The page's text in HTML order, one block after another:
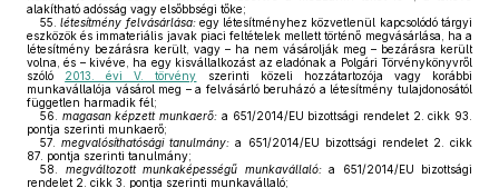
alakítható adósság vagy elsőbbségi tőke;
55.
létesítmény felvásárlása:egy létesítményhez közvetlenül kapcsolódó tárgyi
eszközök és immateriális javak piaci feltételek mellett történő megvásárlása, ha a
létesítmény bezárásra került, vagy – ha nem vásárolják meg – bezárásra került
volna, és – kivéve, ha egy kisvállalkozást az eladónak a Polgári Törvénykönyvről
szóló 2013. évi V. törvény szerinti közeli hozzátartozója vagy korábbi
munkavállalója vásárol meg – a felvásárló beruházó a létesítmény tulajdonosától
független harmadik fél;
56.
magasan képzett munkaerő: a 651/2014/EU bizottsági rendelet 2. cikk 93.
pontja szerinti munkaerő;
57.
megvalósíthatósági tanulmány: a 651/2014/EU bizottsági rendelet 2. cikk
87. pontja szerinti tanulmány;
58.
megváltozott munkaképességű munkavállaló:a 651/2014/EU bizottsági
rendelet 2. cikk 3. pontja szerinti munkavállaló;